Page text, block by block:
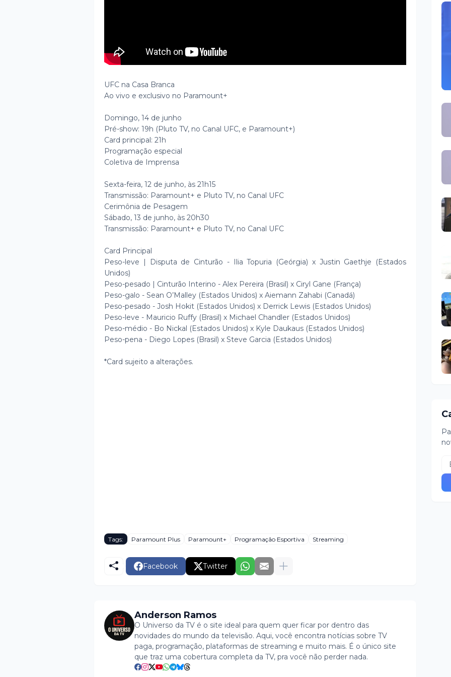
UFC na Casa Branca
Ao vivo e exclusivo no Paramount+
Domingo, 14 de junho
Pré-show: 19h (Pluto TV, no Canal UFC, e Paramount+)
Card principal: 21h
Programação especial
Coletiva de Imprensa
Sexta-feira, 12 de junho, às 21h15
Transmissão: Paramount+ e Pluto TV, no Canal UFC
Cerimônia de Pesagem
Sábado, 13 de junho, às 20h30
Transmissão: Paramount+ e Pluto TV, no Canal UFC
Card Principal
Peso-leve | Disputa de Cinturão - Ilia Topuria (Geórgia) x Justin Gaethje (Estados
Unidos)
Peso-pesado | Cinturão Interino - Alex Pereira (Brasil) x Ciryl Gane (França)
Peso-galo - Sean O’Malley (Estados Unidos) x Aiemann Zahabi (Canadá)
Peso-pesado - Josh Hokit (Estados Unidos) x Derrick Lewis (Estados Unidos)
Peso-leve - Mauricio Ruffy (Brasil) x Michael Chandler (Estados Unidos)
Peso-médio - Bo Nickal (Estados Unidos) x Kyle Daukaus (Estados Unidos)
Peso-pena - Diego Lopes (Brasil) x Steve Garcia (Estados Unidos)
*Card sujeito a alterações.
Tags: Paramount Plus Paramount+ Programação Esportiva Streaming
Facebook Twitter
Anderson Ramos
O Universo da TV é o site ideal para quem quer ficar por dentro das
novidades do mundo da televisão. Aqui, você encontra notícias sobre TV
paga, programação, plataformas de streaming e muito mais. É o único site
que traz uma cobertura completa da TV, pra você não perder nada.